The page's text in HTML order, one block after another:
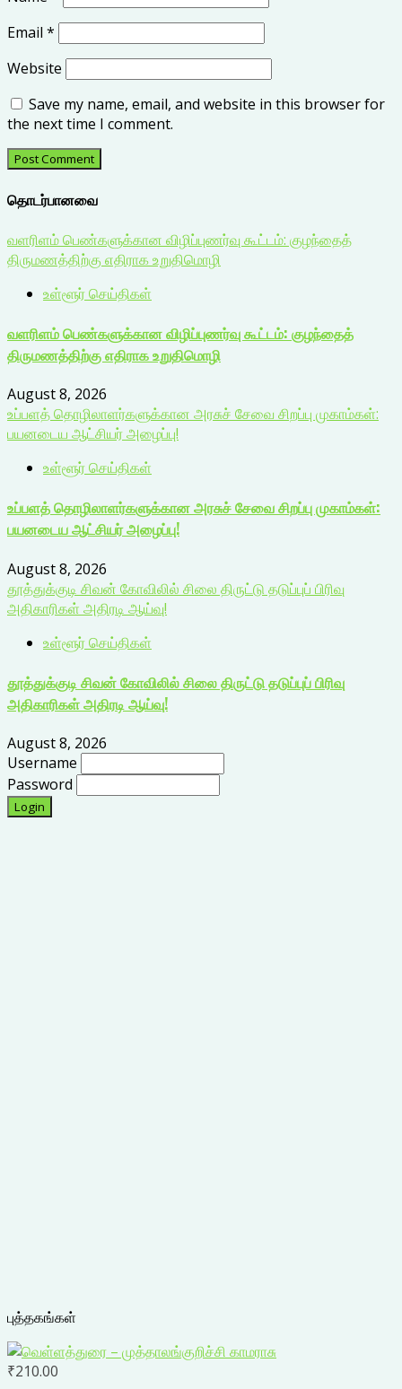
Email *
Website
Save my name, email, and website in this browser for
the next time I comment.
தொடர்பானவை
வளரிளம் பெண்களுக்கான விழிப்புணர்வு கூட்டம்: குழந்தைத்
திருமணத்திற்கு எதிராக உறுதிமொழி
உள்ளூர் செய்திகள்
வளரிளம் பெண்களுக்கான விழிப்புணர்வு கூட்டம்: குழந்தைத்
திருமணத்திற்கு எதிராக உறுதிமொழி
August 8, 2026
உப்பளத் தொழிலாளர்களுக்கான அரசுச் சேவை சிறப்பு முகாம்கள்:
பயனடைய ஆட்சியர் அழைப்பு!
உள்ளூர் செய்திகள்
உப்பளத் தொழிலாளர்களுக்கான அரசுச் சேவை சிறப்பு முகாம்கள்:
பயனடைய ஆட்சியர் அழைப்பு!
August 8, 2026
தூத்துக்குடி சிவன் கோவிலில் சிலை திருட்டு தடுப்புப் பிரிவு
அதிகாரிகள் அதிரடி ஆய்வு!
உள்ளூர் செய்திகள்
தூத்துக்குடி சிவன் கோவிலில் சிலை திருட்டு தடுப்புப் பிரிவு
அதிகாரிகள் அதிரடி ஆய்வு!
August 8, 2026
Username
Password
புத்தகங்கள்
₹210.00